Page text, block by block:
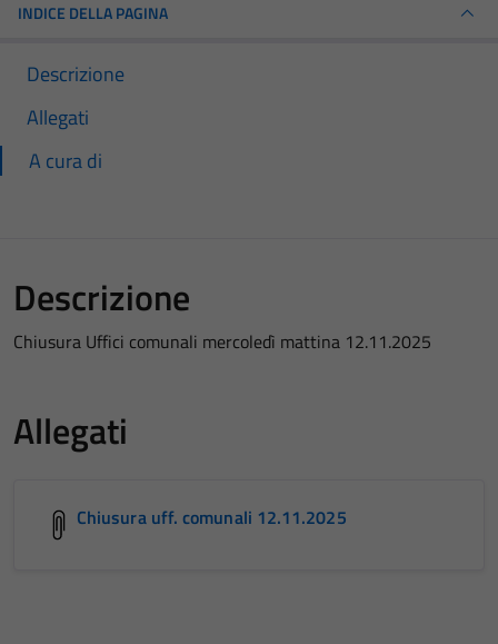
INDICE DELLA PAGINA
Descrizione
Allegati
A cura di
Descrizione
Chiusura Uffici comunali mercoledì mattina 12.11.2025
Allegati
Chiusura uff. comunali 12.11.2025